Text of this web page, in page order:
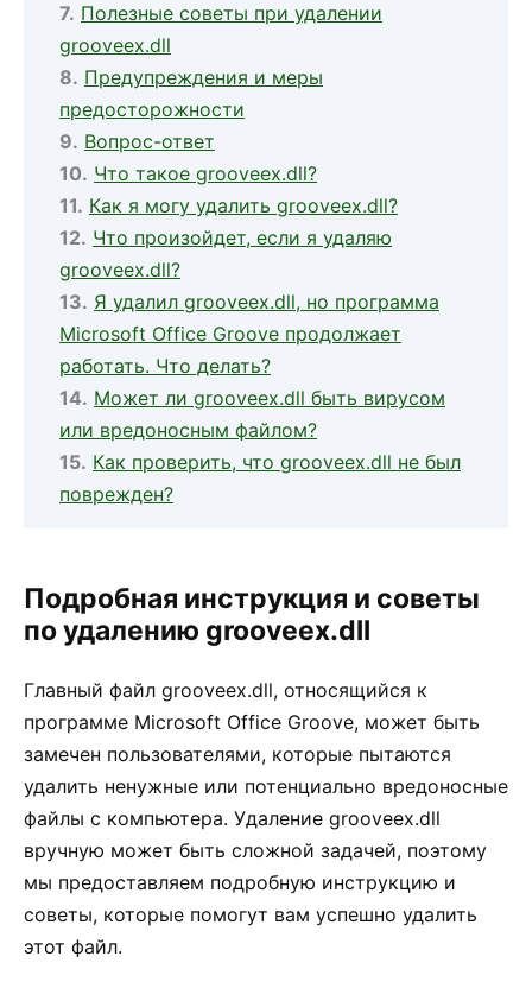
Полезные советы при удалении
grooveex.dll
Предупреждения и меры
предосторожности
Вопрос-ответ
Что такое grooveex.dll?
Как я могу удалить grooveex.dll?
Что произойдет, если я удаляю
grooveex.dll?
Я удалил grooveex.dll, но программа
Microsoft Office Groove продолжает
работать. Что делать?
Может ли grooveex.dll быть вирусом
или вредоносным файлом?
Как проверить, что grooveex.dll не был
поврежден?
Подробная инструкция и советы
по удалению grooveex.dll
Главный файл grooveex.dll, относящийся к
программе Microsoft Office Groove, может быть
замечен пользователями, которые пытаются
удалить ненужные или потенциально вредоносные
файлы с компьютера. Удаление grooveex.dll
вручную может быть сложной задачей, поэтому
мы предоставляем подробную инструкцию и
советы, которые помогут вам успешно удалить
этот файл.